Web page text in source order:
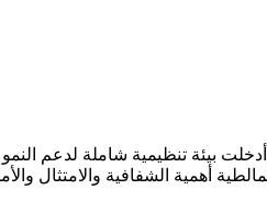
بيئة تنظيمية شاملة لدعم
أهمية الشفافية والامتثال